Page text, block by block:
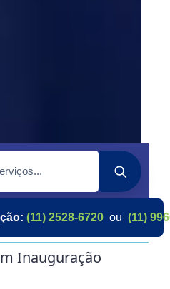
(11) 2528-6720 ou (11)
Inauguração